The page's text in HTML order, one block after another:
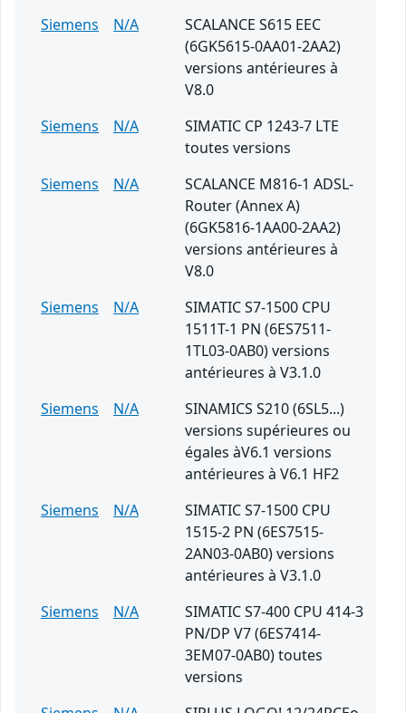
Siemens
N/A
SCALANCE S615 EEC
(6GK5615-0AA01-2AA2)
versions antérieures à
V8.0
Siemens
N/A
SIMATIC CP 1243-7 LTE
toutes versions
Siemens
N/A
SCALANCE M816-1 ADSL-
Router (Annex A)
(6GK5816-1AA00-2AA2)
versions antérieures à
V8.0
Siemens
N/A
SIMATIC S7-1500 CPU
1511T-1 PN (6ES7511-
1TL03-0AB0) versions
antérieures à V3.1.0
Siemens
N/A
SINAMICS S210 (6SL5...)
versions supérieures ou
égales àV6.1 versions
antérieures à V6.1 HF2
Siemens
N/A
SIMATIC S7-1500 CPU
1515-2 PN (6ES7515-
2AN03-0AB0) versions
antérieures à V3.1.0
Siemens
N/A
SIMATIC S7-400 CPU 414-3
PN/DP V7 (6ES7414-
3EM07-0AB0) toutes
versions